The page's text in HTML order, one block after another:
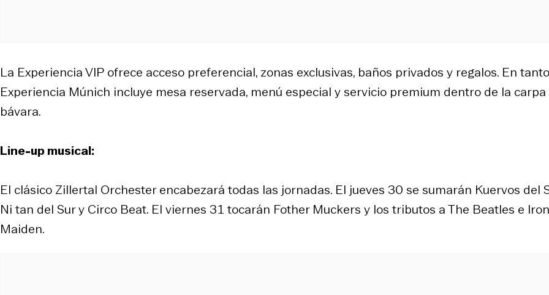
La Experiencia VIP ofrece acceso preferencial, zonas exclusivas, baños privados y regalos. En
Experiencia Múnich incluye mesa reservada, menú especial y servicio premium dentro de la carpa
bávara.
Line-up musical:
El clásico Zillertal Orchester encabezará todas las jornadas. El jueves 30 se sumarán Kuervos del
Ni tan del Sur y Circo Beat. El viernes 31 tocarán Fother Muckers y los tributos a The Beatles e Iron
Maiden.